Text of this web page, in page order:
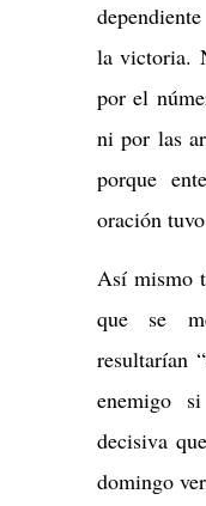
la victoria.
por el
ni por las
porque
oración
Así mismo
que se
resultarían
enemigo
decisiva
domingo